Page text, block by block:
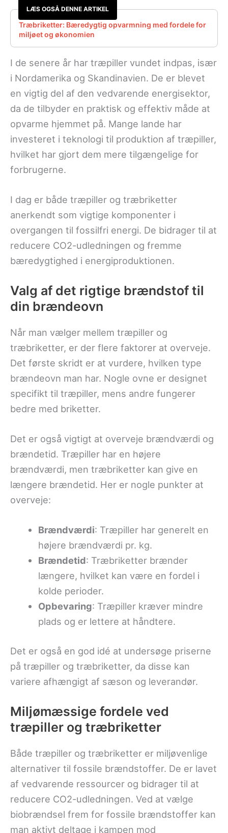
LÆS OGSÅ DENNE ARTIKEL
Træbriketter: Bæredygtig opvarmning med fordele for
miljøet og økonomien
I de senere år har træpiller vundet indpas, især
i Nordamerika og Skandinavien. De er blevet
en vigtig del af den vedvarende energisektor,
da de tilbyder en praktisk og effektiv måde at
opvarme hjemmet på. Mange lande har
investeret i teknologi til produktion af træpiller,
hvilket har gjort dem mere tilgængelige for
forbrugerne.
I dag er både træpiller og træbriketter
anerkendt som vigtige komponenter i
overgangen til fossilfri energi. De bidrager til at
reducere CO2-udledningen og fremme
bæredygtighed i energiproduktionen.
Valg af det rigtige brændstof til
din brændeovn
Når man vælger mellem træpiller og
træbriketter, er der flere faktorer at overveje.
Det første skridt er at vurdere, hvilken type
brændeovn man har. Nogle ovne er designet
specifikt til træpiller, mens andre fungerer
bedre med briketter.
Det er også vigtigt at overveje brændværdi og
brændetid. Træpiller har en højere
brændværdi, men træbriketter kan give en
længere brændetid. Her er nogle punkter at
overveje:
Brændværdi: Træpiller har generelt en
højere brændværdi pr. kg.
Brændetid: Træbriketter brænder
længere, hvilket kan være en fordel i
kolde perioder.
Opbevaring: Træpiller kræver mindre
plads og er lettere at håndtere.
Det er også en god idé at undersøge priserne
på træpiller og træbriketter, da disse kan
variere afhængigt af sæson og leverandør.
Miljømæssige fordele ved
træpiller og træbriketter
Både træpiller og træbriketter er miljøvenlige
alternativer til fossile brændstoffer. De er lavet
af vedvarende ressourcer og bidrager til at
reducere CO2-udledningen. Ved at vælge
biobrændsel frem for fossile brændstoffer kan
man aktivt deltage i kampen mod